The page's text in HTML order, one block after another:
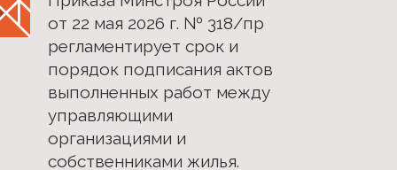
от 22 мая 2026 г. № 318/пр
регламентирует срок и
порядок подписания актов
выполненных работ между
управляющими
организациями и
собственниками жилья.